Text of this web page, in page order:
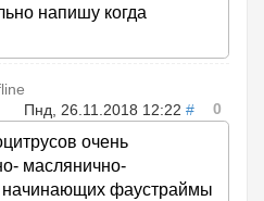
напишу когда
Пнд, 26.11.2018 12:22 # 0
очень
маслянично-
начинающих фаустраймы